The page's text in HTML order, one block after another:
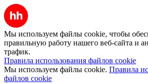
Мы используем файлы cookie, чтобы
правильную работу нашего веб-сайта и
трафик.
Правила использования файлов cookie
Мы используем файлы cookie. Правила
файлов cookie